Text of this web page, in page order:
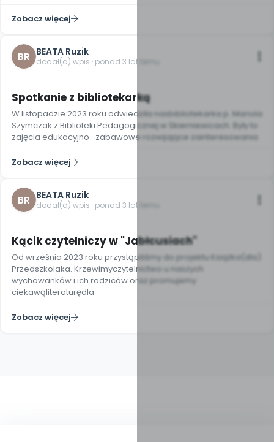
Zobacz więcej
BR BEATA Ruzik
dodał(a) wpis · ponad 3 lat temu
Spotkanie z bibliotekarką
W listopadzie 2023 roku odwiedziła nasbibliotekarka p. Mariola
Szymczak z Biblioteki Pedagogicznej w Skierniewicach. Były to
zajęcia edukacyjno -zabawowe rozwijające zainteresowania
Zobacz więcej
BR BEATA Ruzik
dodał(a) wpis · ponad 3 lat temu
Kącik czytelniczy w "Jabłcusiach"
Od września 2023 roku przystąpiliśmy do projektu Książka(dla)
Przedszkolaka. Krzewimyczytelnictwo u naszych
wychowanków i ich rodziców oraz promujemy
ciekawąliteraturędla
Zobacz więcej